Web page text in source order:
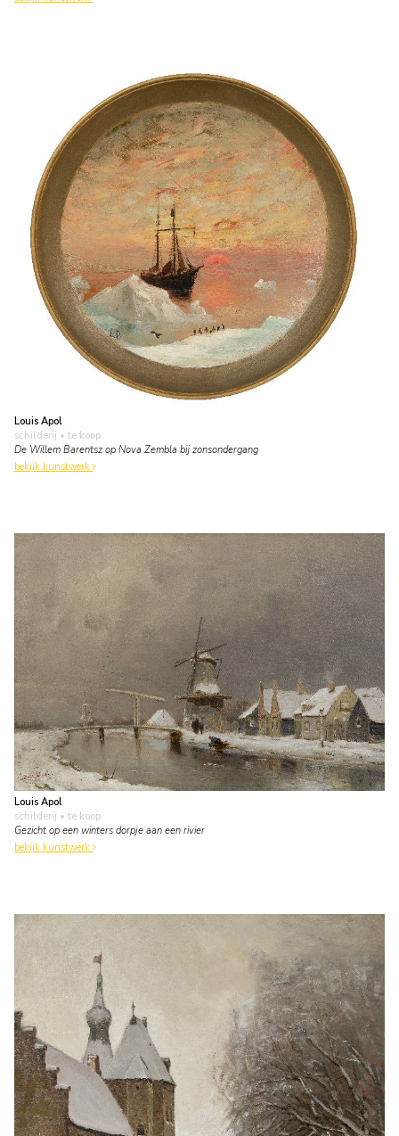
Louis Apol
schilderij • te koop
De Willem Barentsz op Nova Zembla bij zonsondergang
bekijk kunstwerk
Louis Apol
schilderij • te koop
Gezicht op een winters dorpje aan een rivier
bekijk kunstwerk